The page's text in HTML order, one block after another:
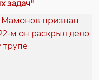
задач"